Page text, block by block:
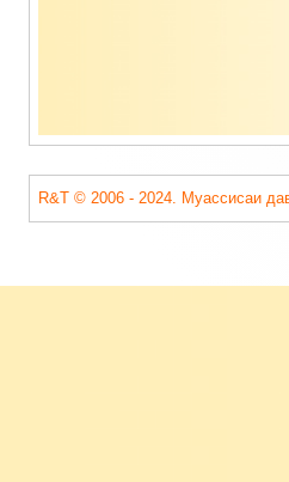
R&T © 2006 - 2024. Муассисаи